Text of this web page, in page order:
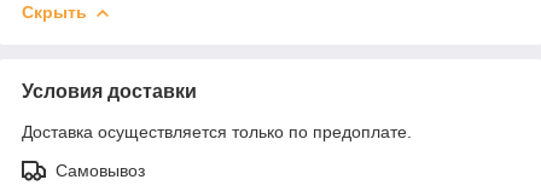
Скрыть
Условия доставки
Доставка осуществляется только по предоплате.
Самовывоз